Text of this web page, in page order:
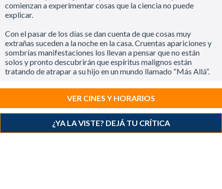
comienzan a experimentar cosas que la ciencia no puede
explicar.
Con el pasar de los días se dan cuenta de que cosas muy
extrañas suceden a la noche en la casa. Cruentas apariciones y
sombrías manifestaciones los llevan a pensar que no están
solos y pronto descubrirán que espíritus malignos están
tratando de atrapar a su hijo en un mundo llamado “Más Allá”.
VER CINES Y HORARIOS
¿YA LA VISTE? DEJÁ TU CRÍTICA